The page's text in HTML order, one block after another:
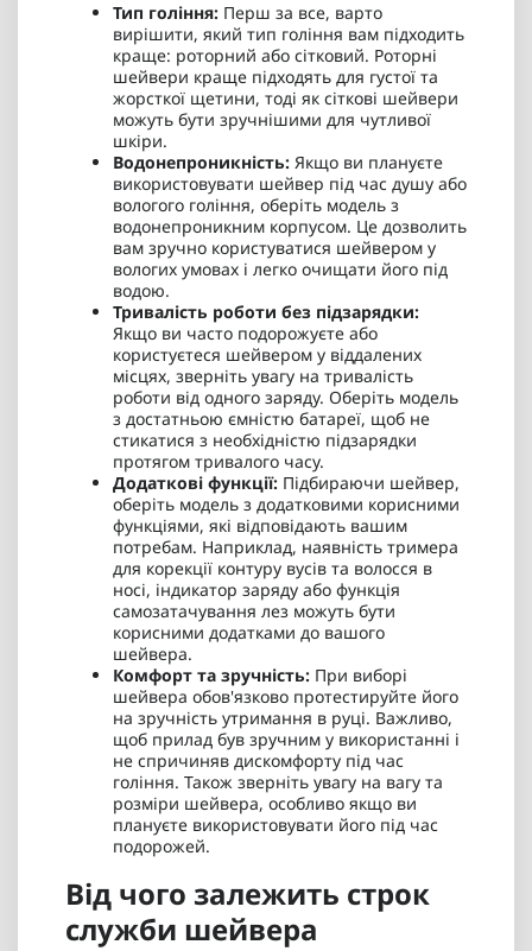
Тип гоління: Перш за все, варто
вирішити, який тип гоління вам підходить
краще: роторний або сітковий. Роторні
шейвери краще підходять для густої та
жорсткої щетини, тоді як сіткові шейвери
можуть бути зручнішими для чутливої
шкіри.
Водонепроникність: Якщо ви плануєте
використовувати шейвер під час душу або
вологого гоління, оберіть модель з
водонепроникним корпусом. Це дозволить
вам зручно користуватися шейвером у
вологих умовах і легко очищати його під
водою.
Тривалість роботи без підзарядки:
Якщо ви часто подорожуєте або
користуєтеся шейвером у віддалених
місцях, зверніть увагу на тривалість
роботи від одного заряду. Оберіть модель
з достатньою ємністю батареї, щоб не
стикатися з необхідністю підзарядки
протягом тривалого часу.
Додаткові функції: Підбираючи шейвер,
оберіть модель з додатковими корисними
функціями, які відповідають вашим
потребам. Наприклад, наявність тримера
для корекції контуру вусів та волосся в
носі, індикатор заряду або функція
самозатачування лез можуть бути
корисними додатками до вашого
шейвера.
Комфорт та зручність: При виборі
шейвера обов'язково протестируйте його
на зручність утримання в руці. Важливо,
щоб прилад був зручним у використанні і
не спричиняв дискомфорту під час
гоління. Також зверніть увагу на вагу та
розміри шейвера, особливо якщо ви
плануєте використовувати його під час
подорожей.
Від чого залежить строк
служби шейвера